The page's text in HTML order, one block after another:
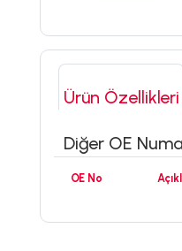
Ürün Özellikleri
Diğer OE
OE No